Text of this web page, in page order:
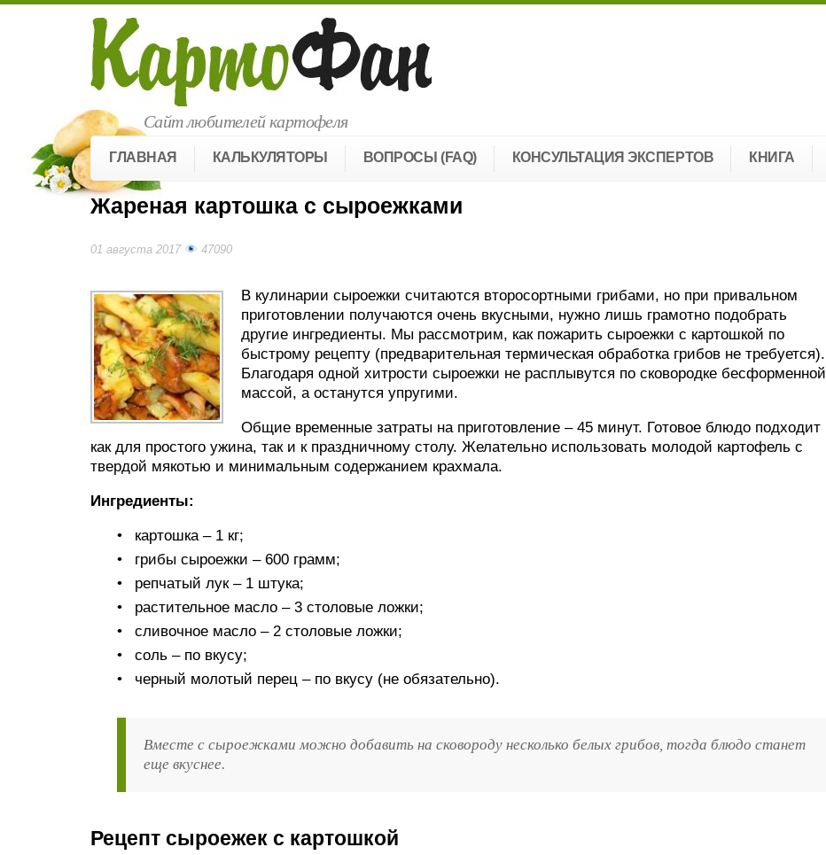
Сайт любителей картофеля
ГЛАВНАЯ КАЛЬКУЛЯТОРЫ ВОПРОСЫ (FAQ) КОНСУЛЬТАЦИЯ ЭКСПЕРТОВ КНИГА
Жареная картошка с сыроежками
01 августа 2017 47090
В кулинарии сыроежки считаются второсортными грибами, но при привальном
приготовлении получаются очень вкусными, нужно лишь грамотно подобрать
другие ингредиенты. Мы рассмотрим, как пожарить сыроежки с картошкой по
быстрому рецепту (предварительная термическая обработка грибов не требуется).
Благодаря одной хитрости сыроежки не расплывутся по сковородке бесформенной
массой, а останутся упругими.
Общие временные затраты на приготовление – 45 минут. Готовое блюдо подходит
как для простого ужина, так и к праздничному столу. Желательно использовать молодой картофель с
твердой мякотью и минимальным содержанием крахмала.
Ингредиенты:
картошка – 1 кг;
грибы сыроежки – 600 грамм;
репчатый лук – 1 штука;
растительное масло – 3 столовые ложки;
сливочное масло – 2 столовые ложки;
соль – по вкусу;
черный молотый перец – по вкусу (не обязательно).
Вместе с сыроежками можно добавить на сковороду несколько белых грибов, тогда блюдо станет
еще вкуснее.
Рецепт сыроежек с картошкой